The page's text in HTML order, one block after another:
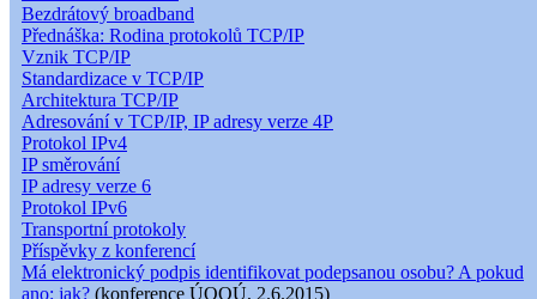
Bezdrátový broadband
Přednáška: Rodina protokolů TCP/IP
Vznik TCP/IP
Standardizace v TCP/IP
Architektura TCP/IP
Adresování v TCP/IP, IP adresy verze 4P
Protokol IPv4
IP směrování
IP adresy verze 6
Protokol IPv6
Transportní protokoly
Příspěvky z konferencí
Má elektronický podpis identifikovat podepsanou osobu? A pokud
ano: jak? (konference ÚOOÚ, 2.6.2015)